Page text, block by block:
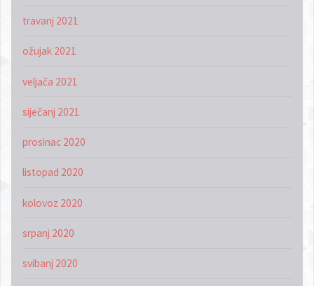
travanj 2021
ožujak 2021
veljača 2021
siječanj 2021
prosinac 2020
listopad 2020
kolovoz 2020
srpanj 2020
svibanj 2020